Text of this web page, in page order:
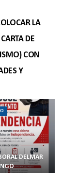
LA
DE
CON
Y
DELMAR